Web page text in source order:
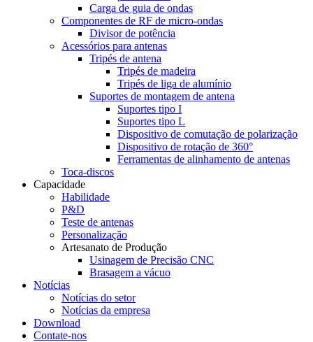
Carga de guia de ondas
Componentes de RF de micro-ondas
Divisor de potência
Acessórios para antenas
Tripés de antena
Tripés de madeira
Tripés de liga de alumínio
Suportes de montagem de antena
Suportes tipo I
Suportes tipo L
Dispositivo de comutação de polarização
Dispositivo de rotação de 360°
Ferramentas de alinhamento de antenas
Toca-discos
Capacidade
Habilidade
P&D
Teste de antenas
Personalização
Artesanato de Produção
Usinagem de Precisão CNC
Brasagem a vácuo
Notícias
Notícias do setor
Notícias da empresa
Download
Contate-nos